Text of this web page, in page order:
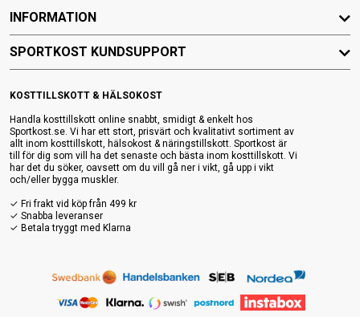
KOSTTILLSKOTT & HÄLSOKOST
Handla kosttillskott online snabbt, smidigt & enkelt hos
Sportkost.se. Vi har ett stort, prisvärt och kvalitativt sortiment av
allt inom kosttillskott, hälsokost & näringstillskott. Sportkost är
till för dig som vill ha det senaste och bästa inom kosttillskott. Vi
har det du söker, oavsett om du vill gå ner i vikt, gå upp i vikt
och/eller bygga muskler.
✓ Fri frakt vid köp från 499 kr
✓ Snabba leveranser
✓ Betala tryggt med Klarna
INFORMATION
SPORTKOST KUNDSUPPORT